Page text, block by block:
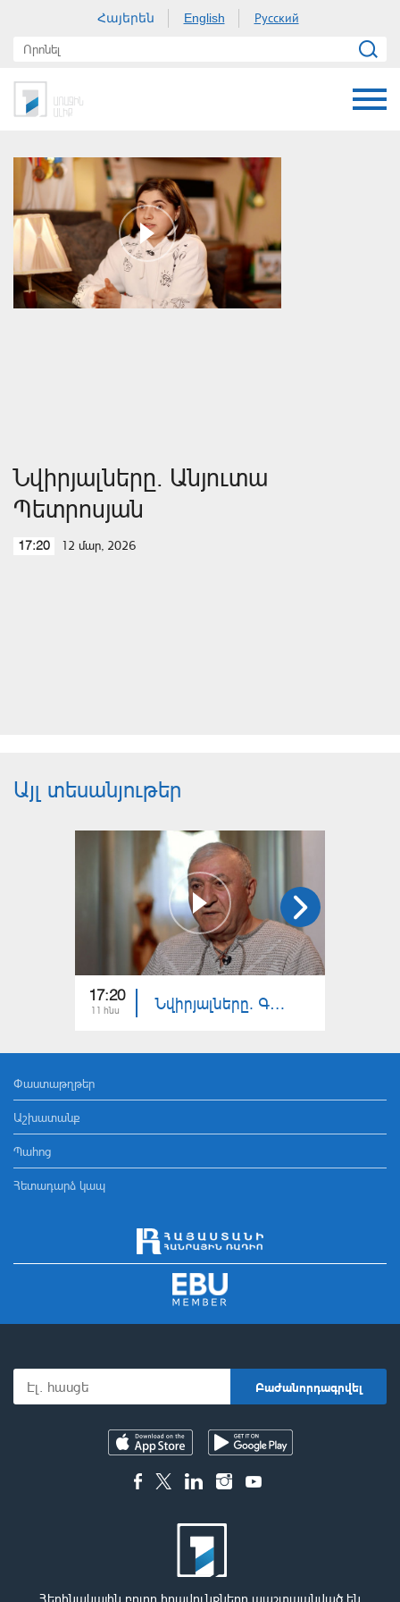
Հայերեն English Русский
Նվիրյալները. Անյուտա
Պետրոսյան
17:20 12 մար, 2026
Այլ տեսանյութեր
17:20
11 հնս Նվիրյալները. Գագիկ Գասպարյան
Փաստաթղթեր
Աշխատանք
Պահոց
Հետադարձ կապ
Հեղինակային բոլոր իրավունքները պաշտպանված են